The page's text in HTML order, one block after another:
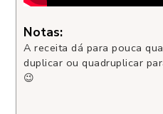
Notas:
A receita dá para pouca
duplicar ou quadruplicar
😉